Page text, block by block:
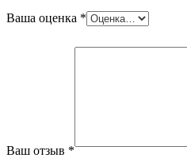
Ваша оценка *
Ваш отзыв *